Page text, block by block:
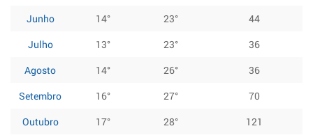
Junho
14° 23°
44
Julho
13° 23°
36
Agosto
14° 26°
36
Setembro
16° 27°
70
Outubro
17° 28°
121